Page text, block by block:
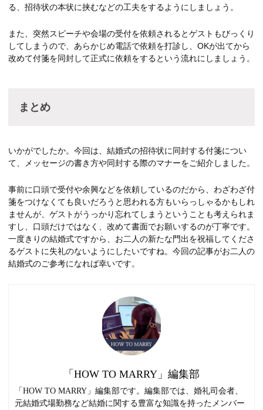
る、招待状の本状に挟むなどの工夫をするようにしましょう。
また、突然スピーチや会場の受付を依頼されるとゲストもびっくり
してしまうので、あらかじめ電話で依頼を打診し、OKが出てから
改めて付箋を同封して正式に依頼をするという流れにしましょう。
まとめ
いかがでしたか。今回は、結婚式の招待状に同封する付箋につい
て、メッセージの書き方や同封する際のマナーをご紹介しました。
事前に口頭で受付や余興などを依頼しているのだから、わざわざ付
箋をつけなくても良いだろうと思われる方もいらっしゃるかもしれ
ませんが、ゲストがうっかり忘れてしまうということも考えられま
すし、口頭だけではなく、改めて書面でお願いするのが丁寧です。
一度きりの結婚式ですから、お二人の新たな門出を祝福してくださ
るゲストに失礼のないようにしたいですね。今回の記事がお二人の
結婚式のご参考になれば幸いです。
「HOW TO MARRY」編集部
「HOW TO MARRY」編集部です。編集部では、婚礼司会者、
元結婚式場勤務など結婚に関する豊富な知識を持ったメンバー